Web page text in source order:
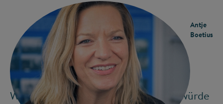
Antje
Boetius
Wer die paar Schritte hinübergehen würde